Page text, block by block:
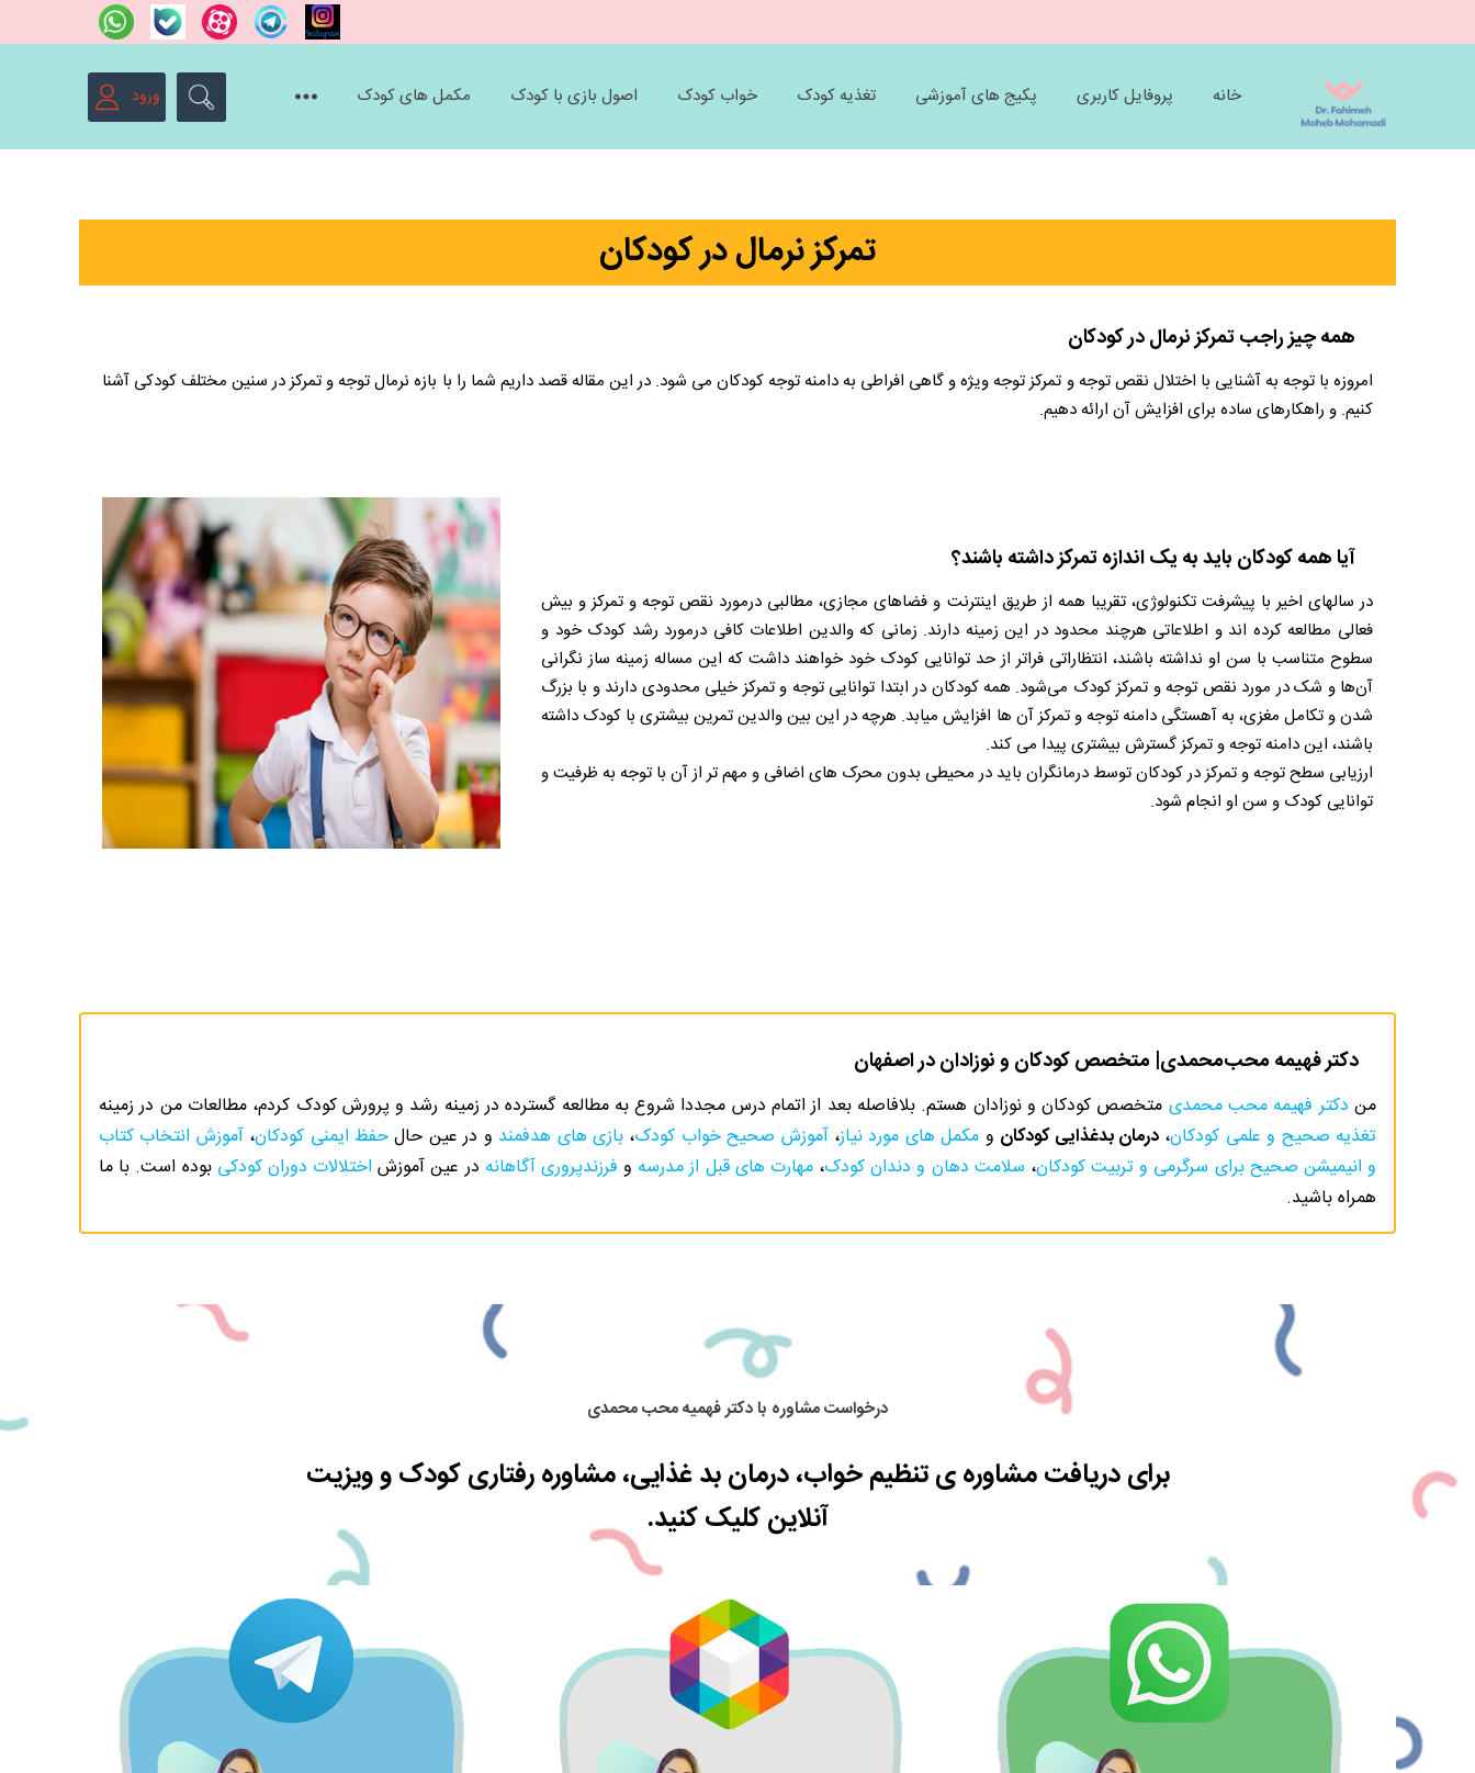
خانه پروفایل کاربری پکیج های آموزشی تغذیه کودک خواب کودک اصول بازی با کودک مکمل های کودک ورود
تمرکز نرمال در کودکان
همه چیز راجب تمرکز نرمال در کودکان
امروزه با توجه به آشنایی با اختلال نقص توجه و تمرکز توجه ویژه و گاهی افراطی به دامنه توجه کودکان می شود. در این مقاله قصد داریم شما را با بازه نرمال توجه و تمرکز در سنین مختلف کودکی آشنا
کنیم. و راهکارهای ساده برای افزایش آن ارائه دهیم.
آیا همه کودکان باید به یک اندازه تمرکز داشته باشند؟
در سالهای اخیر با پیشرفت تکنولوژی، تقریبا همه از طریق اینترنت و فضاهای مجازی، مطالبی درمورد نقص توجه و تمرکز و بیش
فعالی مطالعه کرده اند و اطلاعاتی هرچند محدود در این زمینه دارند. زمانی که والدین اطلاعات کافی درمورد رشد کودک خود و
سطوح متناسب با سن او نداشته باشند، انتظاراتی فراتر از حد توانایی کودک خود خواهند داشت که این مساله زمینه ساز نگرانی
آن‌ها و شک در مورد نقص توجه و تمرکز کودک می‌شود. همه کودکان در ابتدا توانایی توجه و تمرکز خیلی محدودی دارند و با بزرگ
شدن و تکامل مغزی، به آهستگی دامنه توجه و تمرکز آن ها افزایش میابد. هرچه در این بین والدین تمرین بیشتری با کودک داشته
باشند، این دامنه توجه و تمرکز گسترش بیشتری پیدا می کند.
ارزیابی سطح توجه و تمرکز در کودکان توسط درمانگران باید در محیطی بدون محرک های اضافی و مهم تر از آن با توجه به ظرفیت و
توانایی کودک و سن او انجام شود.
دکتر فهیمه محب‌محمدی| متخصص کودکان و نوزادان در اصفهان
من دکتر فهیمه محب محمدی متخصص کودکان و نوزادان هستم. بلافاصله بعد از اتمام درس مجددا شروع به مطالعه گسترده در زمینه رشد و پرورش کودک کردم، مطالعات من در زمینه
تغذیه صحیح و علمی کودکان،درمان بدغذایی کودکان و مکمل های مورد نیاز،آموزش صحیح خواب کودک،بازی های هدفمند و در عین حالحفظ ایمنی کودکان،آموزش انتخاب کتاب
و انیمیشن صحیح برای سرگرمی و تربیت کودکان، سلامت دهان و دندان کودک،مهارت های قبل از مدرسه و فرزندپروری آگاهانه در عین آموزشاختلالات دوران کودکی بوده است. با ما
همراه باشید.
درخواست مشاوره با دکتر فهمیه محب محمدی
برای دریافت مشاوره ی تنظیم خواب، درمان بد غذایی، مشاوره رفتاری کودک و ویزیت
آنلاین کلیک کنید.